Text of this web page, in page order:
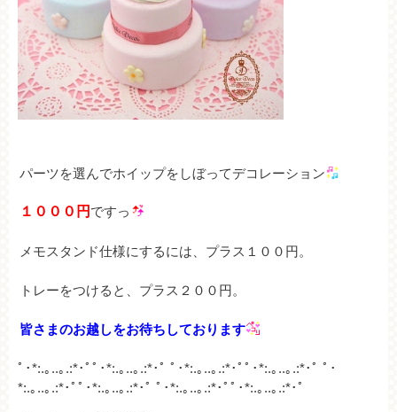
パーツを選んでホイップをしぼってデコレーション
１０００円 ですっ
メモスタンド仕様にするには、プラス１００円。
トレーをつけると、プラス２００円。
皆さまのお越しをお待ちしております
ﾟ･*:.｡..｡.:*･ﾟﾟ･*:.｡..｡.:*･ﾟ ﾟ･*:.｡..｡.:*･ﾟﾟ･*:.｡..｡.:*･ﾟ ﾟ･
*:.｡..｡.:*･ﾟﾟ･*:.｡..｡.:*･ﾟ ﾟ･*:.｡..｡.:*･ﾟﾟ･*:.｡..｡.:*･ﾟ